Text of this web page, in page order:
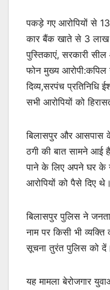
पकड़े गए आरोपियों से
कार बैंक खाते से 3 लाख
पुस्तिकाएं, सरकारी सील
फोन मुख्य आरोपी:कपिल
दिव्य,सरपंच प्रतिनिधि
सभी आरोपियों को
बिलासपुर और आसपास
ठगी की बात सामने आई
पाने के लिए अपने घर के
आरोपियों को पैसे दिए थे।
बिलासपुर पुलिस ने
नाम पर किसी भी
सूचना तुरंत पुलिस को दें।
यह मामला बेरोजगार